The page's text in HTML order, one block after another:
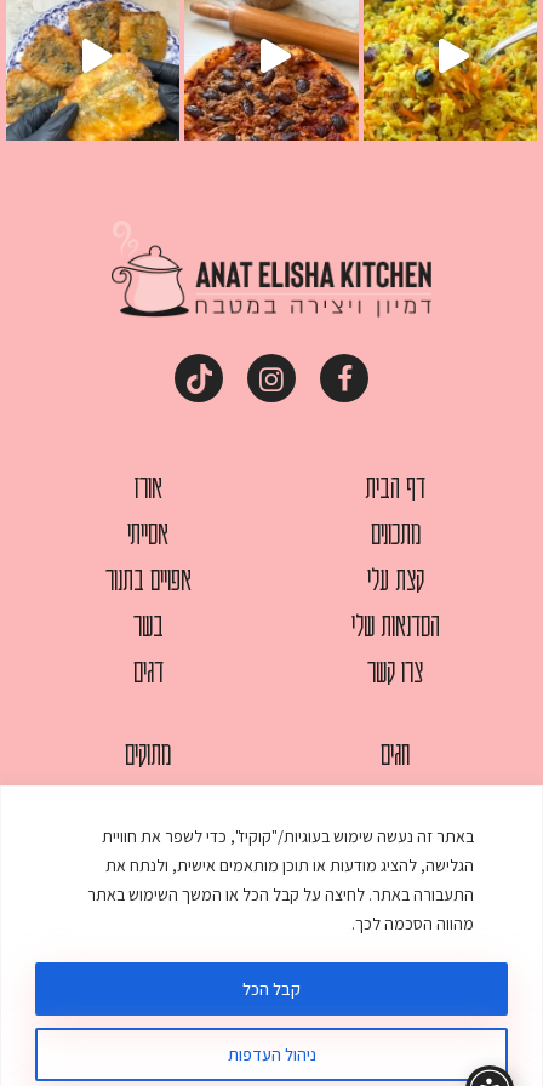
באתר זה נעשה שימוש בעוגיות/"קוקיז", כדי לשפר את חוויית
הגלישה, להציג מודעות או תוכן מותאמים אישית, ולנתח את
התעבורה באתר. לחיצה על קבל הכל או המשך השימוש באתר
מהווה הסכמה לכך.
ניהול העדפות
קבל הכל
דף הבית
מתכונים
קצת עלי
הסדנאות שלי
צרו קשר
אורז
אסייתי
אפויים בתנור
בשר
דגים
חגים
מאפים
ממולאים
מרקים
מתוקים
עוגות
עוף
© כל הזכויות שמורות לענת אלישע | עיצוב ובניית אתר